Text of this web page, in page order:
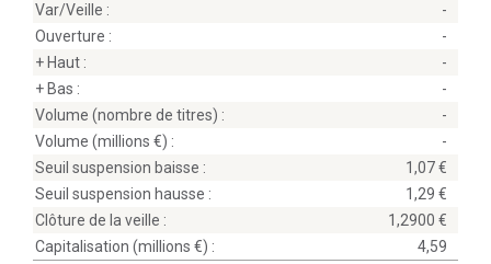
Var/Veille :
-
Ouverture :
-
+ Haut :
-
+ Bas :
-
Volume (nombre de titres) :
-
Volume (millions
) :
-
Seuil suspension baisse :
1,07
Seuil suspension hausse :
1,29
Clôture de la veille :
1,2900
Capitalisation (millions
) : 4,59